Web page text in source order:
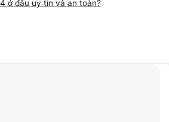
ở đâu uy tín và an toàn?